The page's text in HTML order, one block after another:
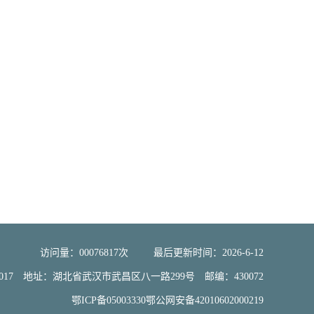
访问量： 00076817次 最后更新时间： 2026-6-12
地址：湖北省武汉市武昌区八一路299号 邮编：430072
鄂ICP备05003330鄂公网安备42010602000219